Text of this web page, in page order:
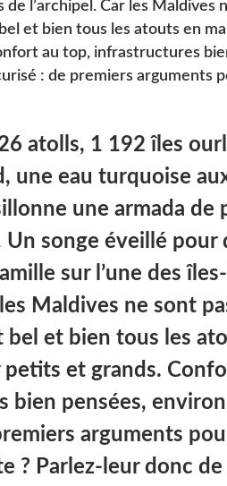
de l’archipel. Car les Maldives
et bien tous les atouts en
au top, infrastructures
: de premiers arguments
atolls, 1 192 îles
une eau turquoise
une armada de
songe éveillé pour
sur l’une des
les Maldives ne sont
bel et bien tous les
petits et grands.
bien pensées,
arguments
? Parlez-leur donc